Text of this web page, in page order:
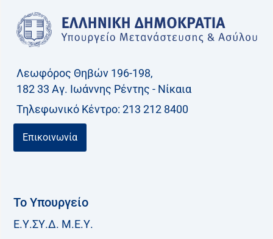
σ
ι
Λεωφόρος Θηβών 196-198,
182 33 Aγ. Ιωάννης Ρέντης - Νίκαια
Τηλεφωνικό Kέντρο: 213 212 8400
Επικοινωνία
Το Υπουργείο
Ε.Υ.ΣΥ.Δ. Μ.Ε.Υ.